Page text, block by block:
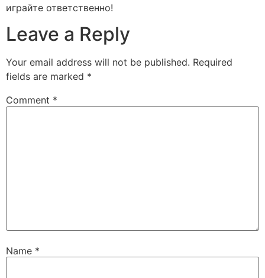
играйте ответственно!
Leave a Reply
Your email address will not be published. Required
fields are marked *
Comment *
Name *